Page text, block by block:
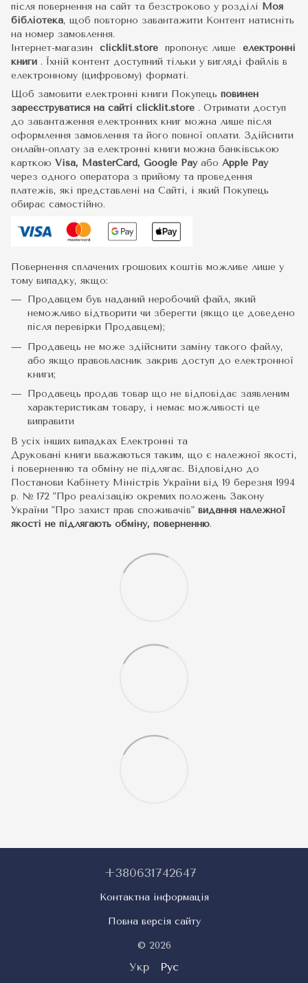
після повернення на сайт та безстроково у розділі Моя
бібліотека, щоб повторно завантажити Контент натисніть
на номер замовлення.
Інтернет-магазин clicklit.store пропонує лише електронні
книги . Їхній контент доступний тільки у вигляді файлів в
електронному (цифровому) форматі.
Щоб замовити електронні книги Покупець повинен
зареєструватися на сайті clicklit.store . Отримати доступ
до завантаження електронних книг можна лише після
оформлення замовлення та його повної оплати. Здійснити
онлайн-оплату за електронні книги можна банківською
карткою Visa, MasterCard, Google Pay або Apple Pay
через одного оператора з прийому та проведення
платежів, які представлені на Сайті, і який Покупець
обирає самостійно.
Повернення сплачених грошових коштів можливе лише у
тому випадку, якщо:
Продавцем був наданий неробочий файл, який
неможливо відтворити чи зберегти (якщо це доведено
після перевірки Продавцем);
Продавець не може здійснити заміну такого файлу,
або якщо правовласник закрив доступ до електронної
книги;
Продавець продав товар що не відповідає заявленим
характеристикам товару, і немає можливості це
виправити
В усіх інших випадках Електронні та
Друковані книги вважаються таким, що є належної якості,
і поверненню та обміну не підлягає. Відповідно до
Постанови Кабінету Міністрів України від 19 березня 1994
р. № 172 "Про реалізацію окремих положень Закону
України "Про захист прав споживачів" видання належної
якості не підлягають обміну, поверненню.
+380631742647
Контактна інформація
Повна версія сайту
© 2026
Укр Рус